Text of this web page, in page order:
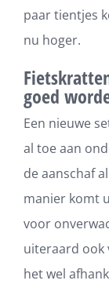
paar tientjes
nu hoger.
goed
Een nieuwe
al toe aan
de aanschaf
manier komt
voor
uiteraard ook
het wel